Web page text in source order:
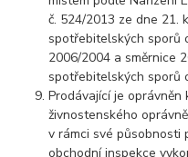
č. 524/2013 ze dne 21.
spotřebitelských sporů
2006/2004 a směrnice
spotřebitelských sporů
Prodávající je
živnostenského
v rámci své působnosti
obchodní inspekce